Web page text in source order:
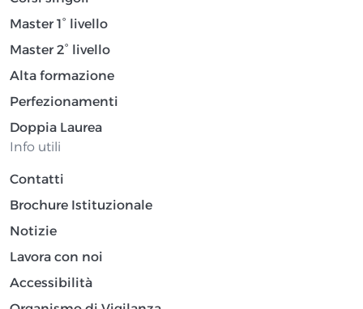
Master 1° livello
Master 2° livello
Alta formazione
Perfezionamenti
Doppia Laurea
Info utili
Contatti
Brochure Istituzionale
Notizie
Lavora con noi
Accessibilità